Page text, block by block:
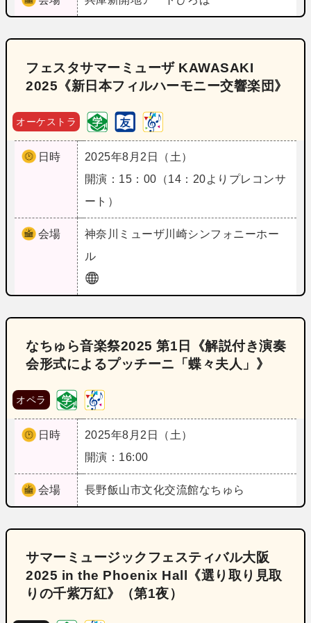
フェスタサマーミューザ KAWASAKI
2025《新日本フィルハーモニー交響楽団》
オーケストラ
日時
2025年8月2日（土）
開演：15：00（14：20よりプレコンサ
ート）
会場 神奈川
ミューザ川崎シンフォニーホー
ル
なちゅら音楽祭2025 第1日《解説付き演奏
会形式によるプッチーニ「蝶々夫人」》
オペラ
日時
2025年8月2日（土）
開演：16:00
会場 長野飯山市文化交流館なちゅら
サマーミュージックフェスティバル大阪
2025 in the Phoenix Hall《選り取り見取
りの千紫万紅》（第1夜）